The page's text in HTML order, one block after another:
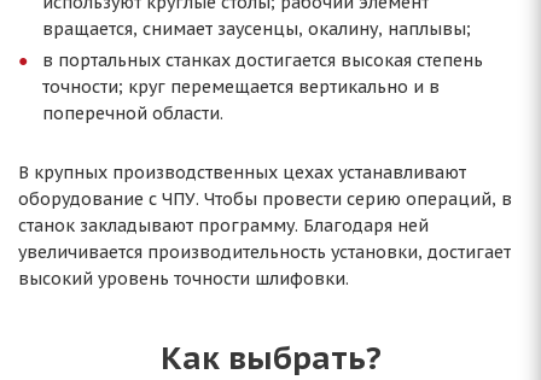
вращается, снимает заусенцы, окалину, наплывы;
в портальных станках достигается высокая степень
точности; круг перемещается вертикально и в
поперечной области.
В крупных производственных цехах устанавливают
оборудование с ЧПУ. Чтобы провести серию операций, в
станок закладывают программу. Благодаря ней
увеличивается производительность установки, достигает
высокий уровень точности шлифовки.
Как выбрать?